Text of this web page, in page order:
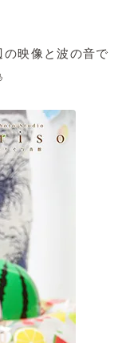
映像と波の音で